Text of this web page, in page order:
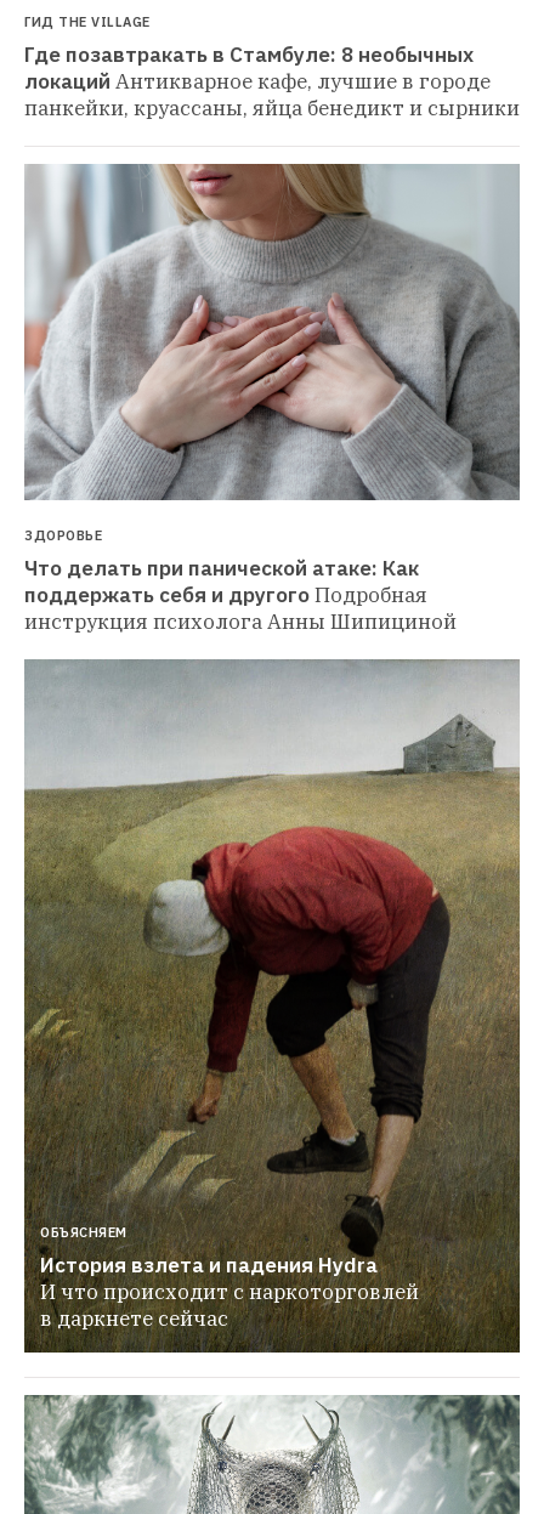
ГИД THE VILLAGE
Где позавтракать в Стамбуле: 8 необычных
локаций Антикварное кафе, лучшие в городе
панкейки, круассаны, яйца бенедикт и сырники
ЗДОРОВЬЕ
Что делать при панической атаке: Как
поддержать себя и другогоПодробная
инструкция психолога Анны Шипициной
ОБЪЯСНЯЕМ
История взлета и падения Hydra
И что происходит с наркоторговлей
в даркнете сейчас